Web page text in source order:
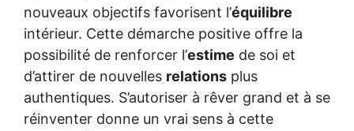
nouveaux objectifs favorisent l’équilibre
intérieur. Cette démarche positive offre la
possibilité de renforcer l’estime de soi et
d’attirer de nouvelles relations plus
authentiques. S’autoriser à rêver grand et à se
réinventer donne un vrai sens à cette